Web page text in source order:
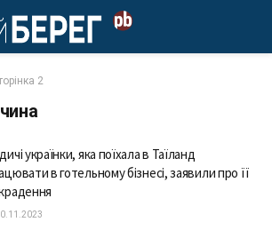
2
українки, яка поїхала в Таїланд
в готельному бізнесі, заявили про її